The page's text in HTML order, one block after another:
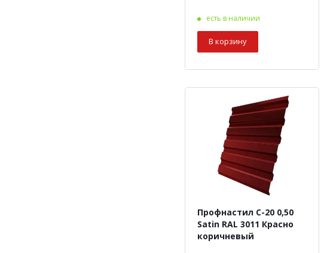
есть в наличии
В корзину
Профнастил С-20 0,50
Satin RAL 3011 Красно
коричневый